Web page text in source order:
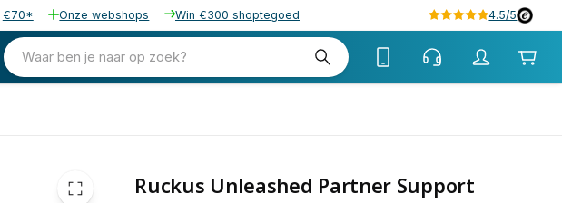
€70* Onze webshops Win €300 shoptegoed 4.5/5
Waar ben je naar op zoek?
Ruckus Unleashed Partner Support
€ 37,51